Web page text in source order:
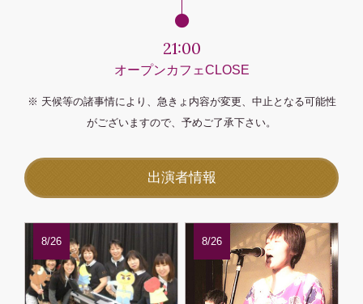
21:00
オープンカフェCLOSE
※ 天候等の諸事情により、急きょ内容が変更、中止となる可能性
がございますので、予めご了承下さい。
出演者情報
8/26 8/26